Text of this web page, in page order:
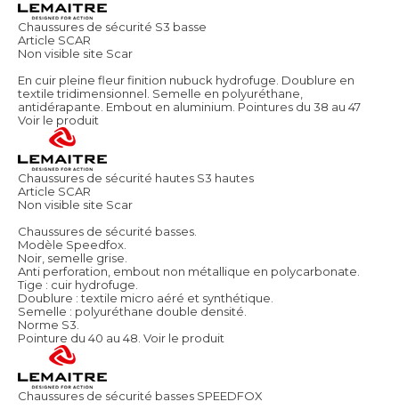
Chaussures de sécurité S3 basse
Article SCAR
Non visible site Scar
En cuir pleine fleur finition nubuck hydrofuge. Doublure en
textile tridimensionnel. Semelle en polyuréthane,
antidérapante. Embout en aluminium. Pointures du 38 au 47
Voir le produit
Chaussures de sécurité hautes S3 hautes
Article SCAR
Non visible site Scar
Chaussures de sécurité basses.
Modèle Speedfox.
Noir, semelle grise.
Anti perforation, embout non métallique en polycarbonate.
Tige : cuir hydrofuge.
Doublure : textile micro aéré et synthétique.
Semelle : polyuréthane double densité.
Norme S3.
Pointure du 40 au 48. Voir le produit
Chaussures de sécurité basses SPEEDFOX